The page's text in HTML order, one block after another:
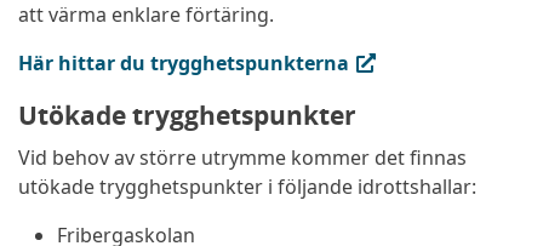
att värma enklare förtäring.
Här hittar du trygghetspunkterna
(extern länk, öppnas i ny flik)
Utökade trygghetspunkter
Vid behov av större utrymme kommer det finnas
utökade trygghetspunkter i följande idrottshallar:
Fribergaskolan